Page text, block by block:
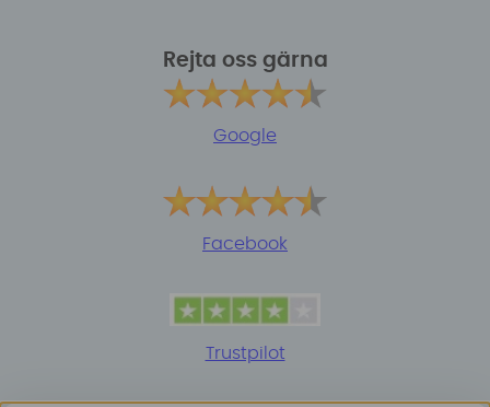
Rejta oss gärna
Google
Facebook
Trustpilot